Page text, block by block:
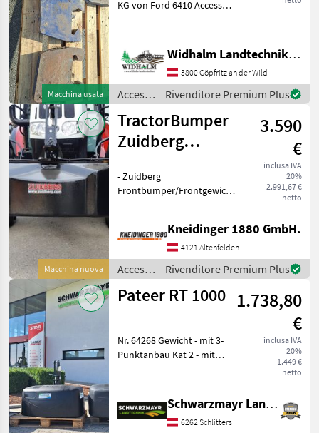
Macchina usata
KG von Ford 6410 Accessori
Widhalm Landtechnik GmbH
3800 Göpfritz an der Wild
Accessori
per
trattore
/ Ford
Rivenditore Premium Plus
Macchina nuova
TractorBumper
Zuidberg
3.590
€
inclusa IVA
20%
2.991,67 €
netto
- Zuidberg
Frontbumper/Frontgewicht
Seitenflügel verstellbar
variabel 220cm bis 295cm
Accessori per trattore Pesi
Kneidinger 1880 GmbH.
4121 Altenfelden
Accessori
per
trattore
Rivenditore Premium Plus
Pateer RT 1000 1.738,80
€
inclusa IVA
20%
1.449 €
netto
Nr. 64268 Gewicht - mit 3-
Punktanbau Kat 2 - mit
niedriger Bauweise, damit
die Frontscheinwerfer nicht
verdeckt werden
Schwarzmayr Landtechnik GmbH - Schlitters
6262 Schlitters